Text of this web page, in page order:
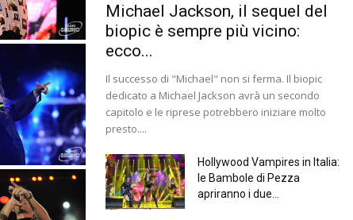
Michael Jackson, il sequel del
biopic è sempre più vicino:
ecco...
Il successo di "Michael" non si ferma. Il biopic
dedicato a Michael Jackson avrà un secondo
capitolo e le riprese potrebbero iniziare molto
presto....
Hollywood Vampires in Italia:
le Bambole di Pezza
apriranno i due...